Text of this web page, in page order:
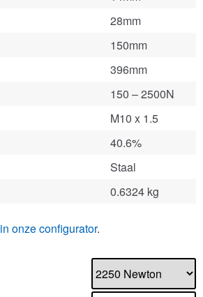
28mm
150mm
396mm
150 – 2500N
M10 x 1.5
40.6%
Staal
0.6324 kg
in onze configurator.